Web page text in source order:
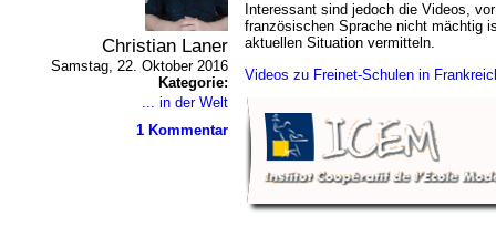
Christian Laner
Samstag, 22. Oktober 2016
Kategorie:
... in der Welt
1 Kommentar
Interessant sind jedoch die Videos,
französischen Sprache nicht mächtig
aktuellen Situation vermitteln.
Videos zu Freinet-Schulen in